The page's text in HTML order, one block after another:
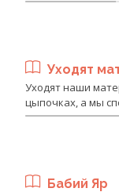
Уходят
Уходят наши
цыпочках, а мы
Бабий Яр